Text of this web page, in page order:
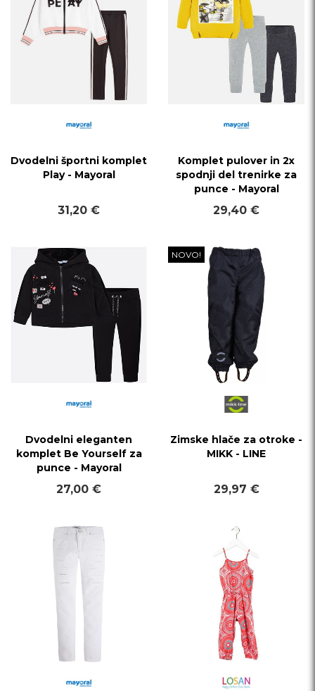
Dvodelni športni komplet
Play - Mayoral
31,20 €
Komplet pulover in 2x
spodnji del trenirke za
punce - Mayoral
29,40 €
Dvodelni eleganten
komplet Be Yourself za
punce - Mayoral
27,00 €
NOVO!
Zimske hlače za otroke -
MIKK - LINE
29,97 €